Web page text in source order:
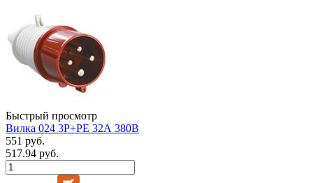
Быстрый просмотр
Вилка 024 3Р+РЕ 32А 380В
551 руб.
517.94 руб.